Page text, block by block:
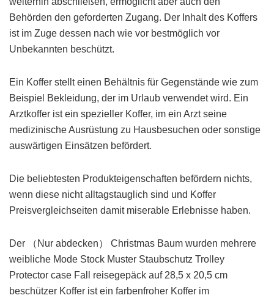
Behörden den geforderten Zugang. Der Inhalt des Koffers
ist im Zuge dessen nach wie vor bestmöglich vor
Unbekannten beschützt.
Ein Koffer stellt einen Behältnis für Gegenstände wie zum
Beispiel Bekleidung, der im Urlaub verwendet wird. Ein
Arztkoffer ist ein spezieller Koffer, im ein Arzt seine
medizinische Ausrüstung zu Hausbesuchen oder sonstige
auswärtigen Einsätzen befördert.
Die beliebtesten Produkteigenschaften befördern nichts,
wenn diese nicht alltagstauglich sind und Koffer
Preisvergleichseiten damit miserable Erlebnisse haben.
Der （Nur abdecken） Christmas Baum wurden mehrere
weibliche Mode Stock Muster Staubschutz Trolley
Protector case Fall reisegepäck auf 28,5 x 20,5 cm
beschützer Koffer ist ein farbenfroher Koffer im